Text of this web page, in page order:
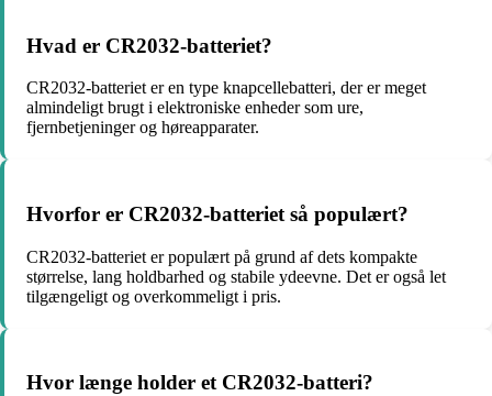
Hvad er CR2032-batteriet?
CR2032-batteriet er en type knapcellebatteri, der er meget
almindeligt brugt i elektroniske enheder som ure,
fjernbetjeninger og høreapparater.
Hvorfor er CR2032-batteriet så populært?
CR2032-batteriet er populært på grund af dets kompakte
størrelse, lang holdbarhed og stabile ydeevne. Det er også let
tilgængeligt og overkommeligt i pris.
Hvor længe holder et CR2032-batteri?